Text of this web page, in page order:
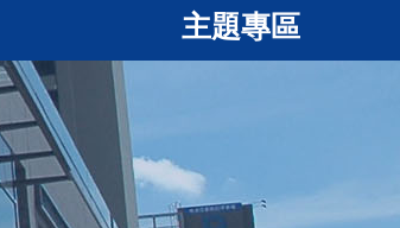
主題專區